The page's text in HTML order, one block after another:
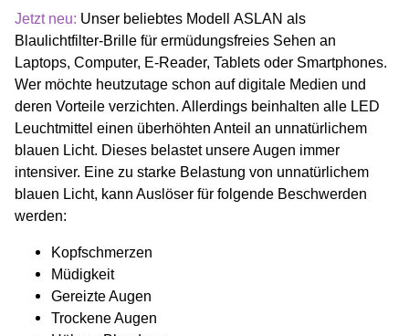
Jetzt neu: Unser beliebtes Modell ASLAN als
Blaulichtfilter-Brille für ermüdungsfreies Sehen an
Laptops, Computer, E-Reader, Tablets oder Smartphones.
Wer möchte heutzutage schon auf digitale Medien und
deren Vorteile verzichten. Allerdings beinhalten alle LED
Leuchtmittel einen überhöhten Anteil an unnatürlichem
blauen Licht. Dieses belastet unsere Augen immer
intensiver. Eine zu starke Belastung von unnatürlichem
blauen Licht, kann Auslöser für folgende Beschwerden
werden:
Kopfschmerzen
Müdigkeit
Gereizte Augen
Trockene Augen